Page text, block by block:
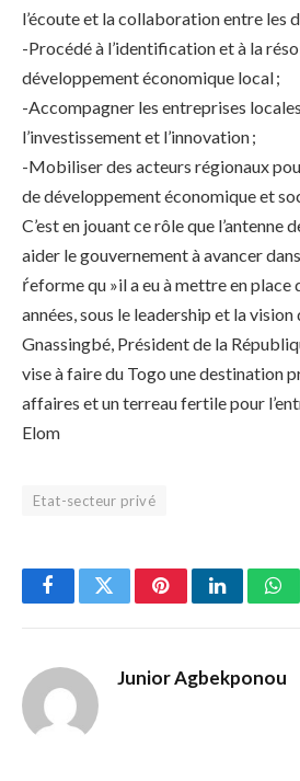
l’écoute et la collaboration entre les
-Procédé à l’identification et à la
développement économique local ;
-Accompagner les entreprises
l’investissement et l’innovation ;
-Mobiliser des acteurs régionaux
de développement économique et
C’est en jouant ce rôle que l’antenne
aider le gouvernement à avancer
ŕeforme qu »il a eu à mettre en place
années, sous le leadership et la vision
Gnassingbé, Président de la
vise à faire du Togo une destination
affaires et un terreau fertile pour
Elom
Etat-secteur privé
FacebookTwitterPinterestLinkedIn
Junior Agbekponou